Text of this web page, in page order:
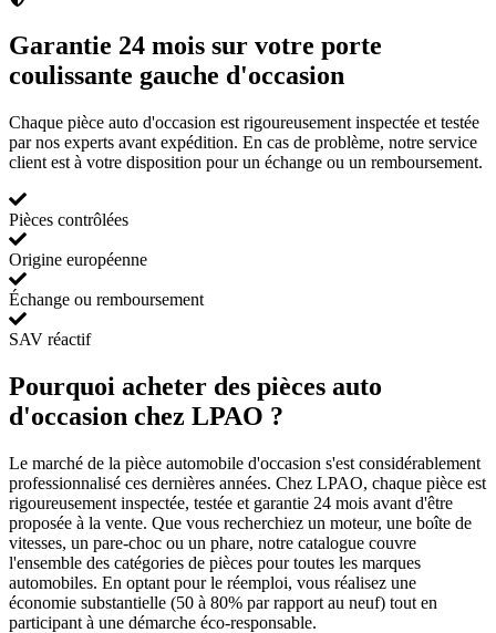
Garantie 24 mois sur votre porte
coulissante gauche d'occasion
Chaque pièce auto d'occasion est rigoureusement inspectée et testée
par nos experts avant expédition. En cas de problème, notre service
client est à votre disposition pour un échange ou un remboursement.
Pièces contrôlées
Origine européenne
Échange ou remboursement
SAV réactif
Pourquoi acheter des pièces auto
d'occasion chez LPAO ?
Le marché de la pièce automobile d'occasion s'est considérablement
professionnalisé ces dernières années. Chez LPAO, chaque pièce est
rigoureusement inspectée, testée et garantie 24 mois avant d'être
proposée à la vente. Que vous recherchiez un moteur, une boîte de
vitesses, un pare-choc ou un phare, notre catalogue couvre
l'ensemble des catégories de pièces pour toutes les marques
automobiles. En optant pour le réemploi, vous réalisez une
économie substantielle (50 à 80% par rapport au neuf) tout en
participant à une démarche éco-responsable.